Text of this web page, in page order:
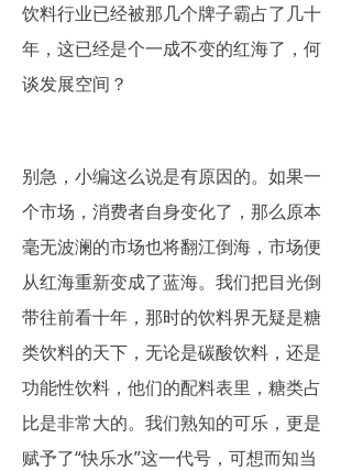
饮料行业已经被那几个牌子霸占了几十
年，这已经是个一成不变的红海了，何
谈发展空间？
别急，小编这么说是有原因的。如果一
个市场，消费者自身变化了，那么原本
毫无波澜的市场也将翻江倒海，市场便
从红海重新变成了蓝海。我们把目光倒
带往前看十年，那时的饮料界无疑是糖
类饮料的天下，无论是碳酸饮料，还是
功能性饮料，他们的配料表里，糖类占
比是非常大的。我们熟知的可乐，更是
赋予了“快乐水”这一代号，可想而知当